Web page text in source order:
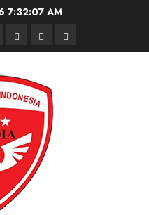
7:32:08 AM
Pendidikan
Box
Redaksi
Iklan